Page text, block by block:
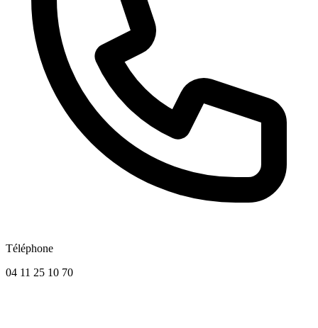
Téléphone
04 11 25 10 70